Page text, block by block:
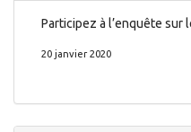
Participez à l’enquête sur
20 janvier 2020